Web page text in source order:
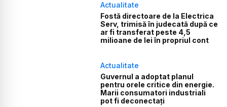
Actualitate
Fostă directoare de la Electrica
Serv, trimisă în judecată după ce
ar fi transferat peste 4,5
milioane de lei în propriul cont
Actualitate
Guvernul a adoptat planul
pentru orele critice din energie.
Marii consumatori industriali
pot fi deconectați